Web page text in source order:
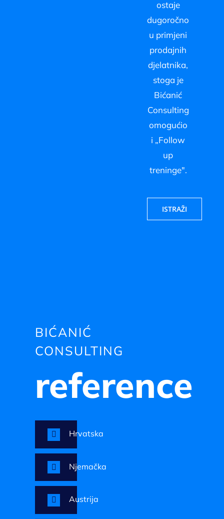
ostaje
dugoročno
u primjeni
prodajnih
djelatnika,
stoga je
Bićanić
Consulting
omogućio
i „Follow
up
treninge".
ISTRAŽI
BIĆANIĆ
CONSULTING
reference
Hrvatska
Njemačka
Austrija